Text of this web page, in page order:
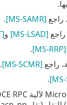
راجع [MS-SAMR]
.
[MS-LSAD] و[MS-LSAT]
[MS-RRP]
.
راجع [MS-SCMR]
.
.